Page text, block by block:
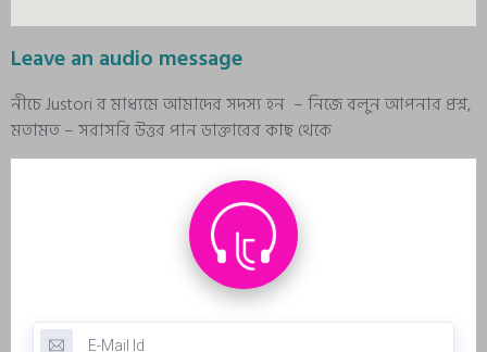
Leave an audio message
নীচে Justori র মাধ্যমে আমাদের সদস্য হন – নিজে বলুন আপনার প্রশ্ন,
মতামত – সরাসরি উত্তর পান ডাক্তারের কাছ থেকে